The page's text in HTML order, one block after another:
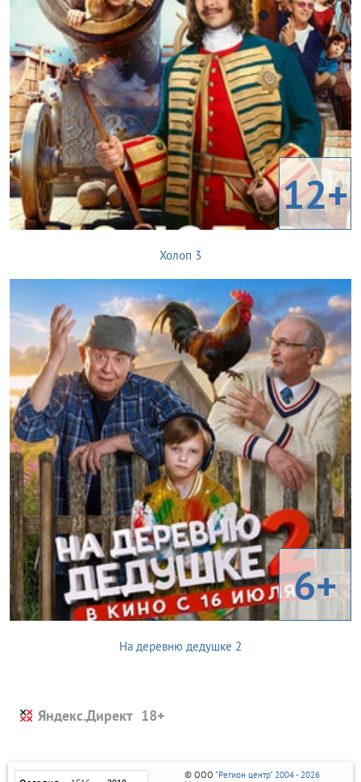
12+
Холоп 3
6+
На деревню дедушке 2
Яндекс.Директ
© ООО "Регион центр" 2004 - 2026